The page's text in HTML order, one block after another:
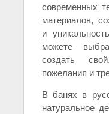
современных
материалов,
и
можете
создать
пожелания и
В банях в
натуральное